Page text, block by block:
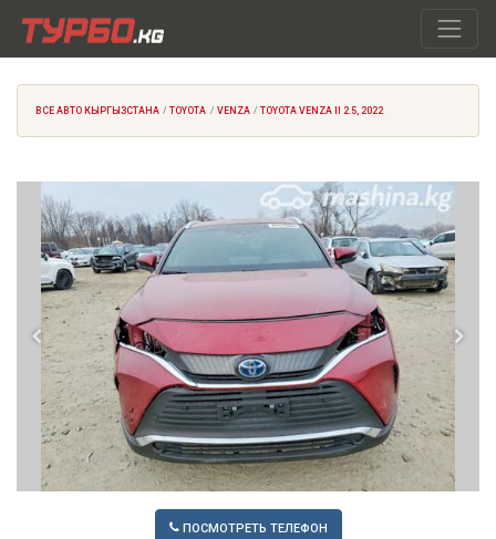
ВСЕ АВТО КЫРГЫЗСТАНА TOYOTA VENZA TOYOTA VENZA II 2.5, 2022
ПОСМОТРЕТЬ ТЕЛЕФОН